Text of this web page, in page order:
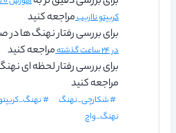
کریپتو نااریبمراجعه کنید
برای بررسی رفتار نهنگ ها در
در ۲۴ ساعت گذشته
مراجعه کنید
برای بررسی رفتار لحظه ای
مراجعه کنید
# شکارچی_نهنگ #
نهنگ_واچ